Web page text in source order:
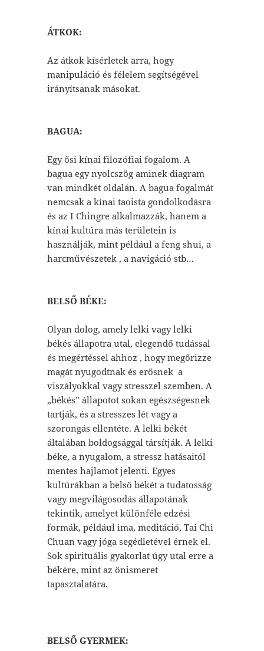
ÁTKOK:
Az átkok kísérletek arra, hogy
manipuláció és félelem segítségével
irányítsanak másokat.
BAGUA:
Egy ősi kínai filozófiai fogalom. A
bagua egy nyolcszög aminek diagram
van mindkét oldalán. A bagua fogalmát
nemcsak a kínai taoista gondolkodásra
és az I Chingre alkalmazzák, hanem a
kínai kultúra más területein is
használják, mint például a feng shui, a
harcművészetek , a navigáció stb…
BELSŐ BÉKE:
Olyan dolog, amely lelki vagy lelki
békés állapotra utal, elegendő tudással
és megértéssel ahhoz , hogy megőrizze
magát nyugodtnak és erősnek a
viszályokkal vagy stresszel szemben. A
„békés” állapotot sokan egészségesnek
tartják, és a stresszes lét vagy a
szorongás ellentéte. A lelki békét
általában boldogsággal társítják. A lelki
béke, a nyugalom, a stressz hatásaitól
mentes hajlamot jelenti. Egyes
kultúrákban a belső békét a tudatosság
vagy megvilágosodás állapotának
tekintik, amelyet különféle edzési
formák, például ima, meditáció, Tai Chi
Chuan vagy jóga segédletével érnek el.
Sok spirituális gyakorlat úgy utal erre a
békére, mint az önismeret
tapasztalatára.
BELSŐ GYERMEK: